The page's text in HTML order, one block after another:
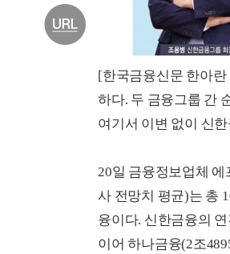
[한국금융신문 한아
하다. 두 금융그룹 간
여기서 이변 없이 신
20일 금융정보업체
사 전망치 평균)는 총
융이다. 신한금융의
이어 하나금융(2조